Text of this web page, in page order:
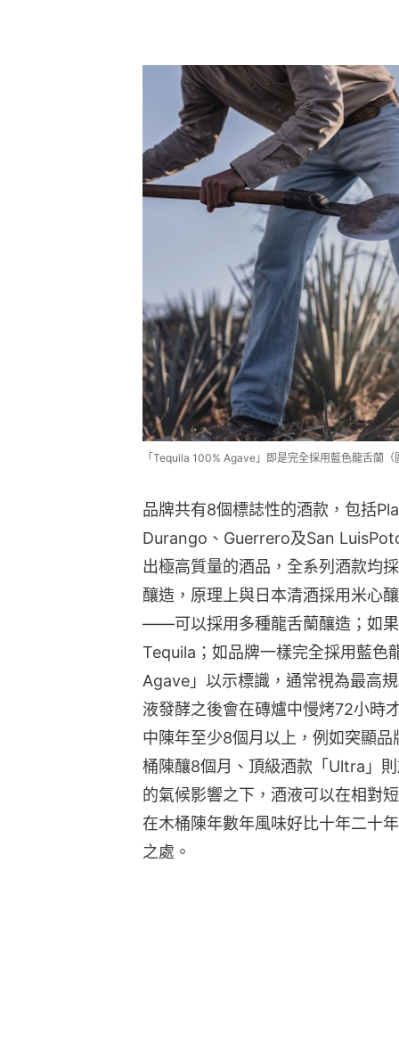
「Tequila 100% Agave」即是完全採用藍色龍舌蘭
品牌共有8個標誌性的酒款，包括
Durango、Guerrero及San
出極高質量的酒品，全系列酒款均
釀造，原理上與日本清酒採用米心
——可以採用多種龍舌蘭釀造；如
Tequila；如品牌一樣完全採用藍色
Agave」以示標識，通常視為最高
液發酵之後會在磚爐中慢烤72小時
中陳年至少8個月以上，例如突顯
桶陳釀8個月、頂級酒款「Ultra」
的氣候影響之下，酒液可以在相對
在木桶陳年數年風味好比十年二十
之處。